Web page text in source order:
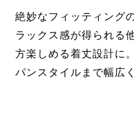
絶妙なフィッティング
ラックス感が得られる
方楽しめる着丈設計に
パンスタイルまで幅広